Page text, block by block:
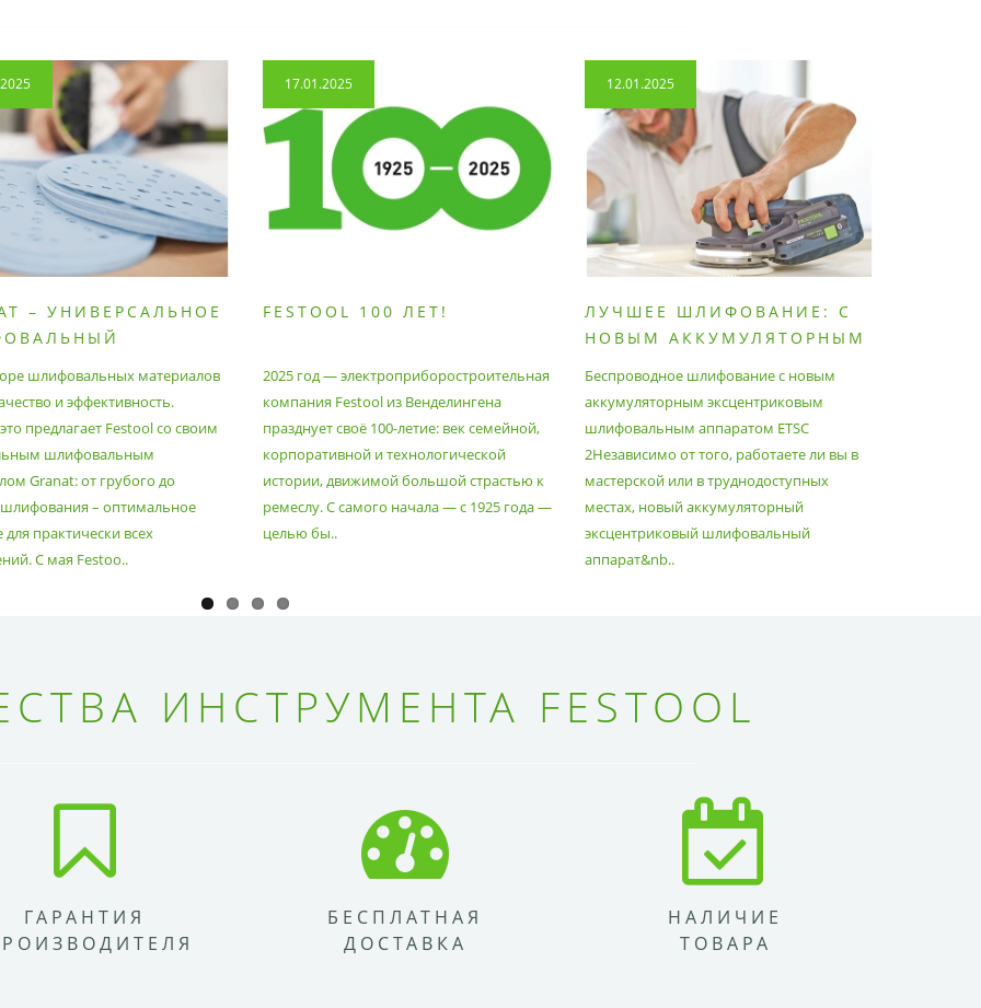
– УНИВЕРСАЛЬНОЕ
шлифовальных материалов
и эффективность.
предлагает Festool со своим
шлифовальным
Granat: от грубого до
– оптимальное
практически всех
С мая Festoo..
17.01.2025
FESTOOL 100 ЛЕТ!
2025 год — электроприборостроительная
компания Festool из Венделингена
празднует своё 100-летие: век семейной,
корпоративной и технологической
истории, движимой большой страстью к
ремеслу. С самого начала — с 1925 года —
целью бы..
12.01.2025
ЛУЧШЕЕ ШЛИФОВАНИЕ: С
НОВЫМ АККУМУЛЯТОРНЫМ
АППАРАТОМ ETSC2
Беспроводное шлифование с новым
аккумуляторным эксцентриковым
шлифовальным аппаратом ETSC
2Независимо от того, работаете ли вы в
мастерской или в труднодоступных
местах, новый аккумуляторный
эксцентриковый шлифовальный
аппарат&nb..
ИНСТРУМЕНТА FESTOOL
ГАРАНТИЯ
БЕСПЛАТНАЯ
ДОСТАВКА
НАЛИЧИЕ
ТОВАРА